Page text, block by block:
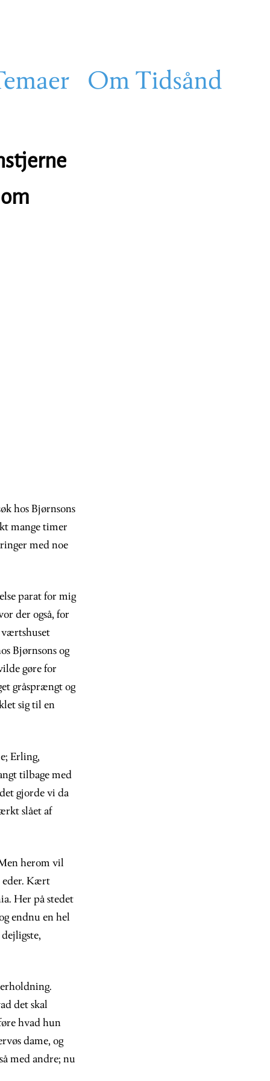
Om Tidsånd
hos Bjørnsons
mange timer
med noe
parat for mig
der også, for
Bjørnsons og
gøre for
gråsprængt og
sig til en
Erling,
tilbage med
gjorde vi da
slået af
herom vil
eder. Kært
Her på stedet
endnu en hel
det skal
hvad hun
dame, og
med andre; nu